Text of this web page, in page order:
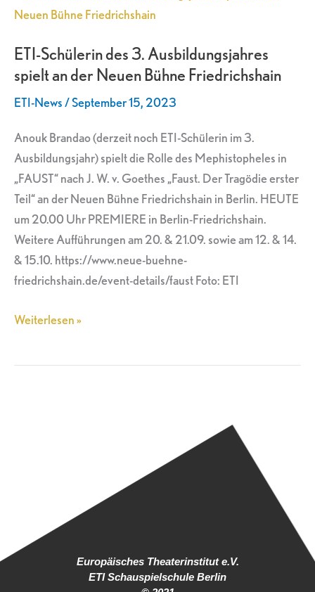
ETI-Schülerin des 3. Ausbildungsjahres
spielt an der Neuen Bühne Friedrichshain
ETI-News/September 15, 2023
Anouk Brandao (derzeit noch ETI-Schülerin im 3.
Ausbildungsjahr) spielt die Rolle des Mephistopheles in
„FAUST“ nach J. W. v. Goethes „Faust. Der Tragödie erster
Teil“ an der Neuen Bühne Friedrichshain in Berlin. HEUTE
um 20.00 Uhr PREMIERE in Berlin-Friedrichshain.
Weitere Aufführungen am 20. & 21.09. sowie am 12. & 14.
& 15.10. https://www.neue-buehne-
friedrichshain.de/event-details/faust Foto: ETI
Schülerin
3.
Ausbildungsjahres
spielt
der
Neuen
Bühne
Friedrichshain
Weiterlesen »
Europäisches Theaterinstitut e.V.
ETI Schauspielschule Berlin